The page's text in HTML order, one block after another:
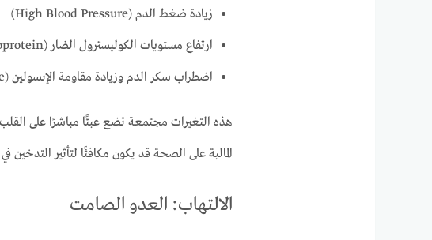
زيادة ضغط الدم (High Blood Pressure)
ارتفاع مستويات الكوليسترول الضار LDL (Low-Density Lipoprotein)
اضطراب سكر الدم وزيادة مقاومة الإنسولين (Insulin Resistance)
هذه التغيرات مجتمعة تضع عبئًا مباشرًا على
المالية على الصحة قد يكون مكافئًا لتأثير التدخين
الالتهاب: العدو الصامت